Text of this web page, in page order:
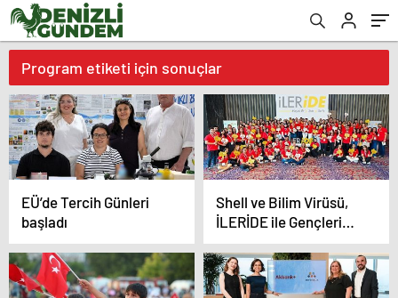
Program etiketi için sonuçlar
EÜ’de Tercih Günleri
başladı
Shell ve Bilim Virüsü,
İLERİDE ile Gençleri
Yeni Yüzyıla Hazırlıyor